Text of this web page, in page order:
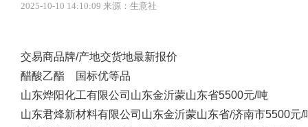
2025-10-10 14:10:09 来源：生意社
交易商品牌/产地交货地最新报价
醋酸乙酯 国标优等品
山东烨阳化工有限公司 山东金沂蒙山东省5500元/吨
山东君烽新材料有限公司 山东金沂蒙山东省/济南市5500元/